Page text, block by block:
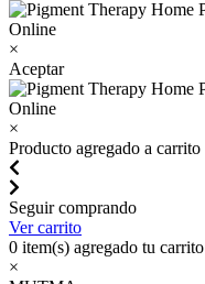
×
Aceptar
×
Producto agregado a carrito
Seguir comprando
Ver carrito
0 item(s) agregado tu carrito
×